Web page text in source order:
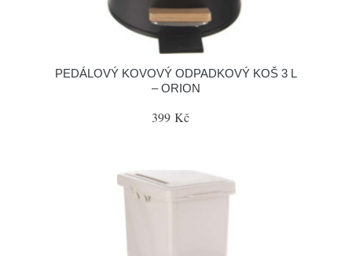
PEDÁLOVÝ KOVOVÝ ODPADKOVÝ KOŠ 3 L
– ORION
399 Kč